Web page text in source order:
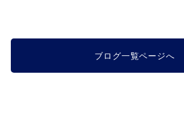
ブログ一覧ページへ